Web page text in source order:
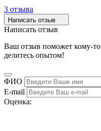
3 отзыва
Написать отзыв
Написать отзыв
Ваш отзыв поможет кому-
делитесь опытом!
ФИО
E-mail
Оценка: